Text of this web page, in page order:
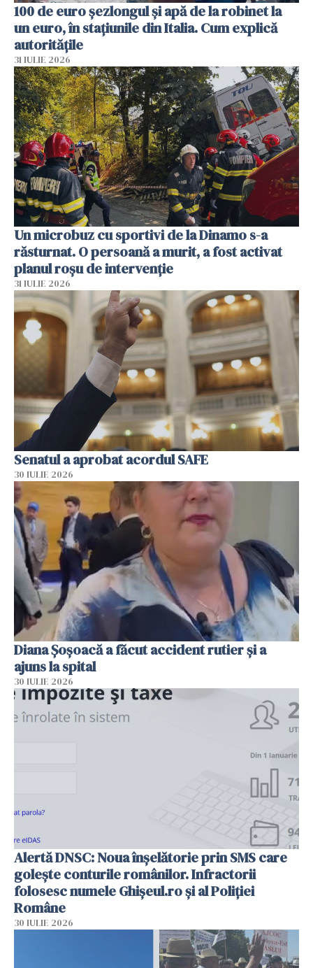
100 de euro șezlongul și apă de la robinet la
un euro, în stațiunile din Italia. Cum explică
autoritățile
31 IULIE 2026
Un microbuz cu sportivi de la Dinamo s-a
răsturnat. O persoană a murit, a fost activat
planul roșu de intervenție
31 IULIE 2026
Senatul a aprobat acordul SAFE
30 IULIE 2026
Diana Șoșoacă a făcut accident rutier și a
ajuns la spital
30 IULIE 2026
Alertă DNSC: Noua înșelătorie prin SMS care
golește conturile românilor. Infractorii
folosesc numele Ghișeul.ro și al Poliției
Române
30 IULIE 2026